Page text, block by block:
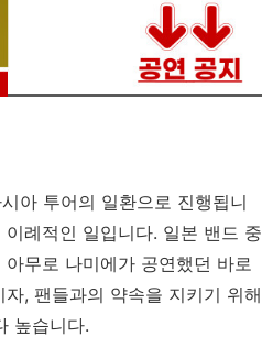
아 투어의 일환으로 진행됩니
례적인 일입니다. 일본 밴드 중
무로 나미에가 공연했던 바로
, 팬들과의 약속을 지키기 위해
높습니다.